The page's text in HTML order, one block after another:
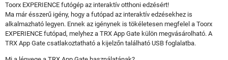
Toorx EXPERIENCE futógép az interaktív otthoni edzésért!
Ma már ésszerű igény, hogy a futópad az interaktív edzésekhez is
alkalmazható legyen. Ennek az igénynek is tökéletesen megfelel a Toorx
EXPERIENCE futópad, melyhez a TRX App Gate külön megvásárolható. A
TRX App Gate csatlakoztatható a kijelzőn található USB foglalatba.